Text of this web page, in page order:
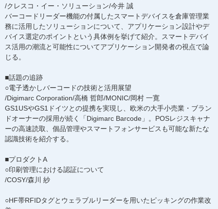
/クレスコ・イー・ソリューション/今井 誠
バーコードリーダー機能の付属したスマートデバイスを倉庫管理業
務に活用したソリューションについて、アプリケーション設計やデ
バイス選定のポイントという具体例を挙げて紹介。スマートデバイ
ス活用の潮流と可能性についてアプリケーション開発者の視点で論
じる。
■話題の追跡
○電子透かしバーコードの技術と活用展望
/Digimarc Corporation/高橋 哲郎/MONIC/岡村 一寛
GS1USやGS1ドイツとの提携を実現し、欧米の大手小売業・ブラン
ドオーナーの採用が続く「Digimarc Barcode」。POSレジスキャナ
ーの高速読取、個品管理やスマートフォンサービスも可能な新たな
認識技術を紹介する。
■プロダクトA
○印刷管理における認証について
/COSY/森川 紗
○HF帯RFIDタグとウェラブルリーダーを用いたピッキングの作業改